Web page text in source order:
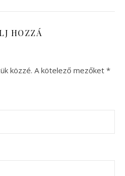
HOZZÁ
közzé. A kötelező mezőket *